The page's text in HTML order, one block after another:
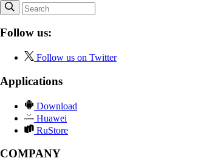
Follow us:
Follow us on Twitter
Applications
Download
Huawei
RuStore
COMPANY